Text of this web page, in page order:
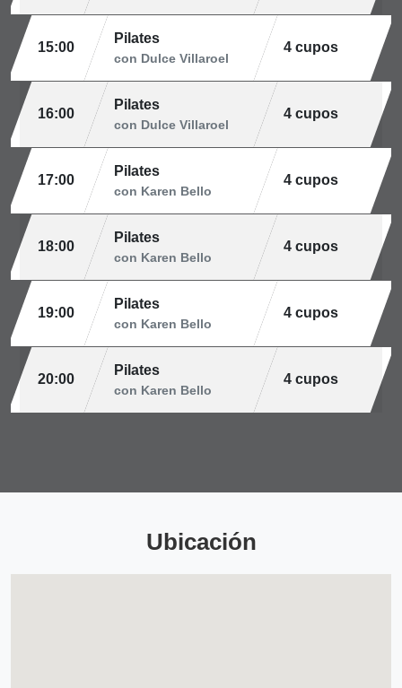
15:00
Pilates
con Dulce Villaroel
4 cupos
16:00
Pilates
con Dulce Villaroel
4 cupos
17:00
Pilates
con Karen Bello
4 cupos
18:00
Pilates
con Karen Bello
4 cupos
19:00
Pilates
con Karen Bello
4 cupos
20:00
Pilates
con Karen Bello
4 cupos
Ubicación